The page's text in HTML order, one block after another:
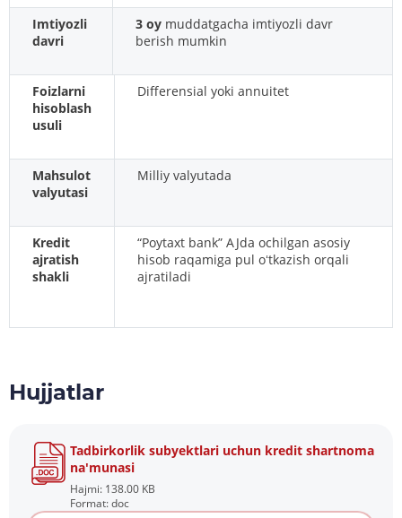
Imtiyozli
davri
3 oy muddatgacha imtiyozli davr
berish mumkin
Foizlarni
hisoblash
usuli
Differensial yoki annuitet
Mahsulot
valyutasi
Milliy valyutada
Kredit
ajratish
shakli
“Poytaxt bank” AJda ochilgan asosiy
hisob raqamiga pul oʻtkazish orqali
ajratiladi
Hujjatlar
Tadbirkorlik subyektlari uchun kredit shartnoma
na'munasi
Hajmi: 138.00 KB
Format: doc